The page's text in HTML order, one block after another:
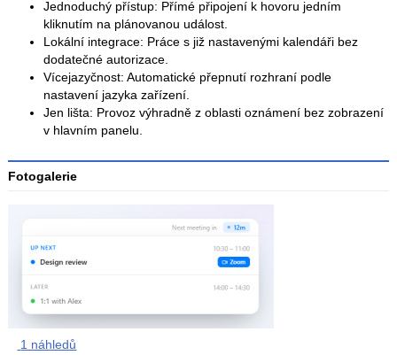
Jednoduchý přístup: Přímé připojení k hovoru jedním
kliknutím na plánovanou událost.
Lokální integrace: Práce s již nastavenými kalendáři bez
dodatečné autorizace.
Vícejazyčnost: Automatické přepnutí rozhraní podle
nastavení jazyka zařízení.
Jen lišta: Provoz výhradně z oblasti oznámení bez zobrazení
v hlavním panelu.
Fotogalerie
1 náhledů